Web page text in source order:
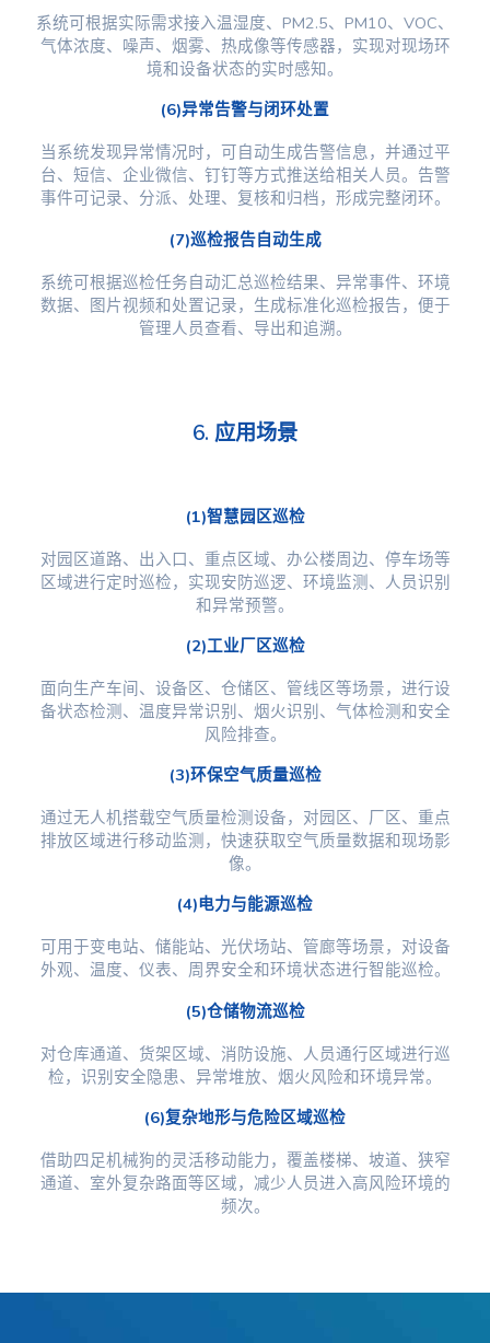
系统可根据实际需求接入温湿度、PM2.5、PM10、VOC、
气体浓度、噪声、烟雾、热成像等传感器，实现对现场环
境和设备状态的实时感知。
(6)异常告警与闭环处置
当系统发现异常情况时，可自动生成告警信息，并通过平
台、短信、企业微信、钉钉等方式推送给相关人员。告警
事件可记录、分派、处理、复核和归档，形成完整闭环。
(7)巡检报告自动生成
系统可根据巡检任务自动汇总巡检结果、异常事件、环境
数据、图片视频和处置记录，生成标准化巡检报告，便于
管理人员查看、导出和追溯。
6. 应用场景
(1)智慧园区巡检
对园区道路、出入口、重点区域、办公楼周边、停车场等
区域进行定时巡检，实现安防巡逻、环境监测、人员识别
和异常预警。
(2)工业厂区巡检
面向生产车间、设备区、仓储区、管线区等场景，进行设
备状态检测、温度异常识别、烟火识别、气体检测和安全
风险排查。
(3)环保空气质量巡检
通过无人机搭载空气质量检测设备，对园区、厂区、重点
排放区域进行移动监测，快速获取空气质量数据和现场影
像。
(4)电力与能源巡检
可用于变电站、储能站、光伏场站、管廊等场景，对设备
外观、温度、仪表、周界安全和环境状态进行智能巡检。
(5)仓储物流巡检
对仓库通道、货架区域、消防设施、人员通行区域进行巡
检，识别安全隐患、异常堆放、烟火风险和环境异常。
(6)复杂地形与危险区域巡检
借助四足机械狗的灵活移动能力，覆盖楼梯、坡道、狭窄
通道、室外复杂路面等区域，减少人员进入高风险环境的
频次。